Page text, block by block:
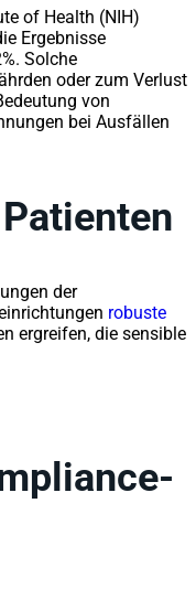
of Health (NIH)
Ergebnisse
Solche
oder zum Verlust
von
bei Ausfällen
der
robuste
ergreifen, die sensible